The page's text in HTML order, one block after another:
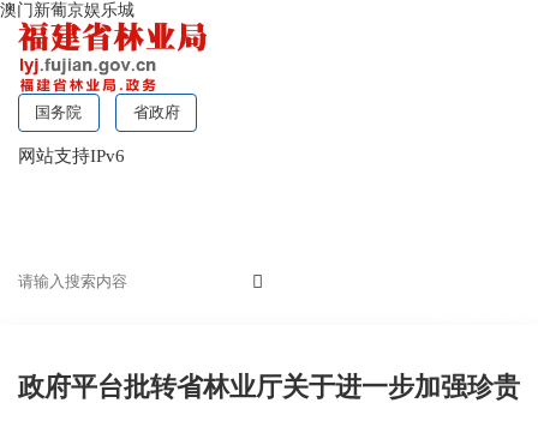
澳门新葡京娱乐城
国务院 省政府
网站支持IPv6
政府平台批转省林业厅关于进一步加强珍贵